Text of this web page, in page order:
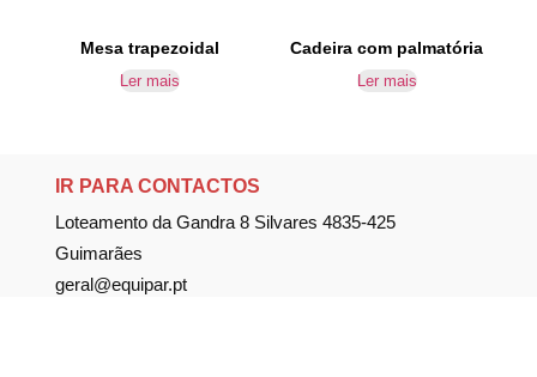
Mesa trapezoidal
Ler mais
Cadeira com palmatória
Ler mais
IR PARA CONTACTOS
Loteamento da Gandra 8 Silvares 4835-425
Guimarães
geral@equipar.pt